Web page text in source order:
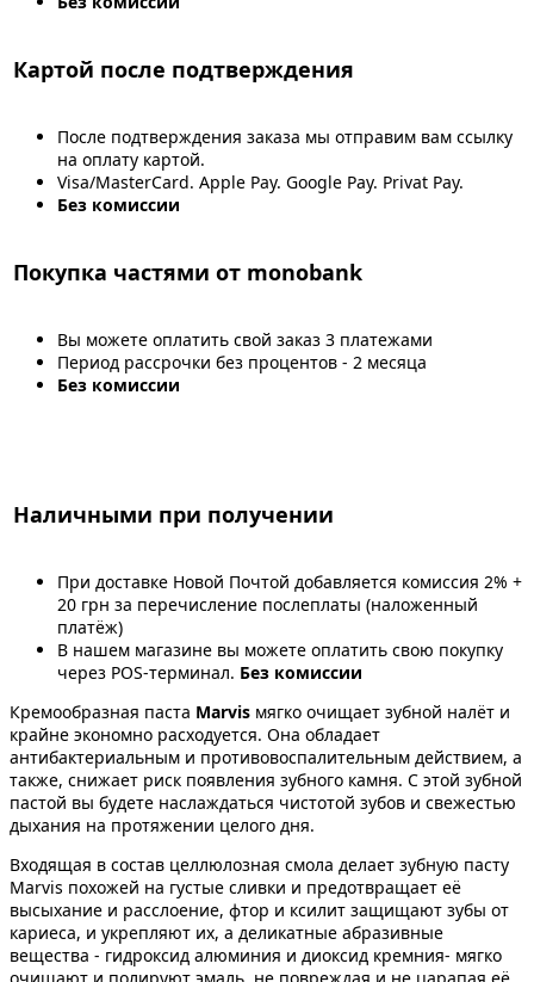
Картой после подтверждения
После подтверждения заказа мы отправим вам ссылку
на оплату картой.
Visa/MasterCard. Apple Pay. Google Pay. Privat Pay.
Без комиссии
Покупка частями от monobank
Вы можете оплатить свой заказ 3 платежами
Период рассрочки без процентов - 2 месяца
Без комиссии
Наличными при получении
При доставке Новой Почтой добавляется комиссия 2% +
20 грн за перечисление послеплаты (наложенный
платёж)
В нашем магазине вы можете оплатить свою покупку
через POS-терминал. Без комиссии
Кремообразная паста Marvis мягко очищает зубной налёт и
крайне экономно расходуется. Она обладает
антибактериальным и противовоспалительным действием, а
также, снижает риск появления зубного камня. С этой зубной
пастой вы будете наслаждаться чистотой зубов и свежестью
дыхания на протяжении целого дня.
Входящая в состав целлюлозная смола делает зубную пасту
Marvis похожей на густые сливки и предотвращает её
высыхание и расслоение, фтор и ксилит защищают зубы от
кариеса, и укрепляют их, а деликатные абразивные
вещества - гидроксид алюминия и диоксид кремния- мягко
очищают и полируют эмаль, не повреждая и не царапая её.